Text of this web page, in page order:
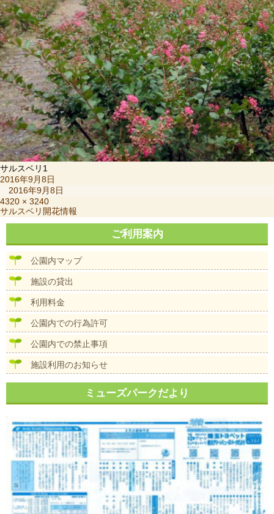
サルスベリ1
投
日:
2016年9月8日
2016年9月8日
フ
ル
サ
ズ
4320 × 3240
投
稿
ビ
サルスベリ開花情報
ご利用案内
公園内マップ
施設の貸出
利用料金
公園内での行為許可
公園内での禁止事項
施設利用のお知らせ
ミューズパークだより